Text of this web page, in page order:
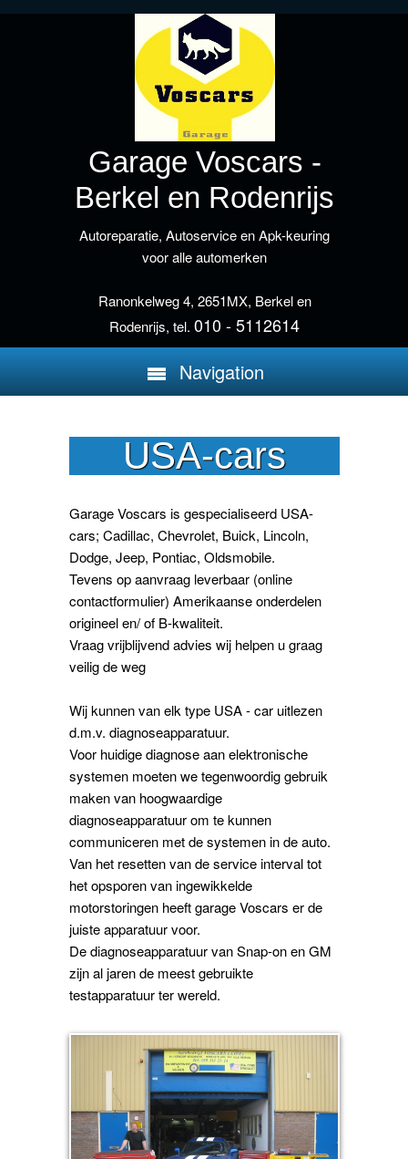
Garage Voscars -
Berkel en Rodenrijs
Autoreparatie, Autoservice en Apk-keuring
voor alle automerken
Ranonkelweg 4, 2651MX, Berkel en
Rodenrijs, tel.010 - 5112614
Navigation
USA-cars
Garage Voscars is gespecialiseerd USA-
cars; Cadillac, Chevrolet, Buick, Lincoln,
Dodge, Jeep, Pontiac, Oldsmobile.
Tevens op aanvraag leverbaar (online
contactformulier) Amerikaanse onderdelen
origineel en/ of B-kwaliteit.
Vraag vrijblijvend advies wij helpen u graag
veilig de weg
Wij kunnen van elk type USA - car uitlezen
d.m.v. diagnoseapparatuur.
Voor huidige diagnose aan elektronische
systemen moeten we tegenwoordig gebruik
maken van hoogwaardige
diagnoseapparatuur om te kunnen
communiceren met de systemen in de auto.
Van het resetten van de service interval tot
het opsporen van ingewikkelde
motorstoringen heeft garage Voscars er de
juiste apparatuur voor.
De diagnoseapparatuur van Snap-on en GM
zijn al jaren de meest gebruikte
testapparatuur ter wereld.